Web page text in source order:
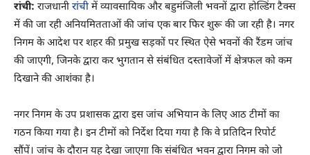
रांची: राजधानी रांचीमें व्यावसायिक और बहुमंजिली भवनों द्वारा होल्डिंग टैक्स
में की जा रही अनियमितताओं की जांच एक बार फिर शुरू की जा रही है। नगर
निगम के आदेश पर शहर की प्रमुख सड़कों पर स्थित ऐसे भवनों की रैंडम जांच
की जाएगी, जिनके द्वारा कर भुगतान से संबंधित दस्तावेजों में क्षेत्रफल को कम
दिखाने की आशंका है।
नगर निगम के उप प्रशासक द्वारा इस जांच अभियान के लिए आठ टीमों का
गठन किया गया है। इन टीमों को निर्देश दिया गया है कि वे प्रतिदिन रिपोर्ट
सौंपें। जांच के दौरान यह देखा जाएगा कि संबंधित भवन द्वारा निगम को जो